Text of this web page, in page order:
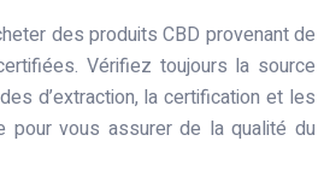
des produits CBD provenant de
Vérifiez toujours la source
d’extraction, la certification et les
pour vous assurer de la qualité du